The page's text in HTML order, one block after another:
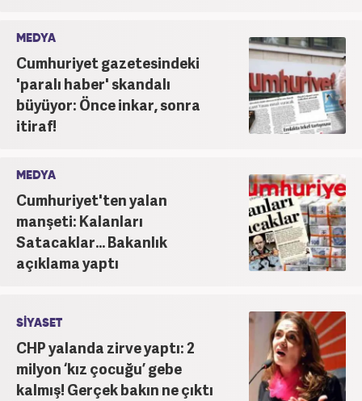
MEDYA
Cumhuriyet gazetesindeki
'paralı haber' skandalı
büyüyor: Önce inkar, sonra
itiraf!
MEDYA
Cumhuriyet'ten yalan
manşeti: Kalanları
Satacaklar... Bakanlık
açıklama yaptı
SİYASET
CHP yalanda zirve yaptı: 2
milyon ‘kız çocuğu’ gebe
kalmış! Gerçek bakın ne çıktı